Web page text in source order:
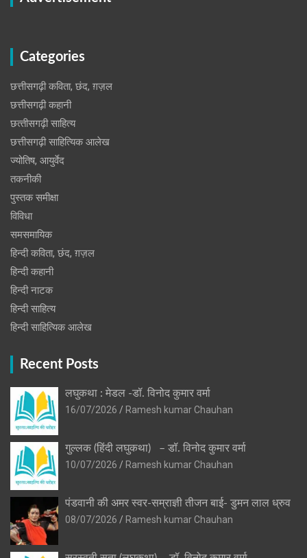
Categories
छत्तीसगढ़ी कविता, छंद, ग़ज़ल
छत्तीसगढ़ी कहानी
छत्‍तीसगढ़ी साहित्‍य
छत्तीसगढ़ी साहित्यिक आलेख
ज्योतिष, आयुर्वेद
तकनीकी
पुस्‍तक समीक्षा
विविधा
समसमायिक
हिन्दी कविता, छंद, ग़ज़ल
हिन्दी कहानी
हिन्‍दी नाटक
हिन्दी साहित्य
हिन्दी साहित्यिक आलेख
Recent Posts
लघुकथा : मेडल -डॉ. विनोद कुमार वर्मा
16/07/2026
Ramesh kumar Chauhan
गुल्लक (हिंदी लघुकथा) – डॉ. विनोद कुमार वर्मा
10/07/2026
Ramesh kumar Chauhan
पंडवानी की अमर स्वर-सम्राज्ञी तीजन बाई- डुमन लाल ध्रुव
08/07/2026
Ramesh kumar Chauhan